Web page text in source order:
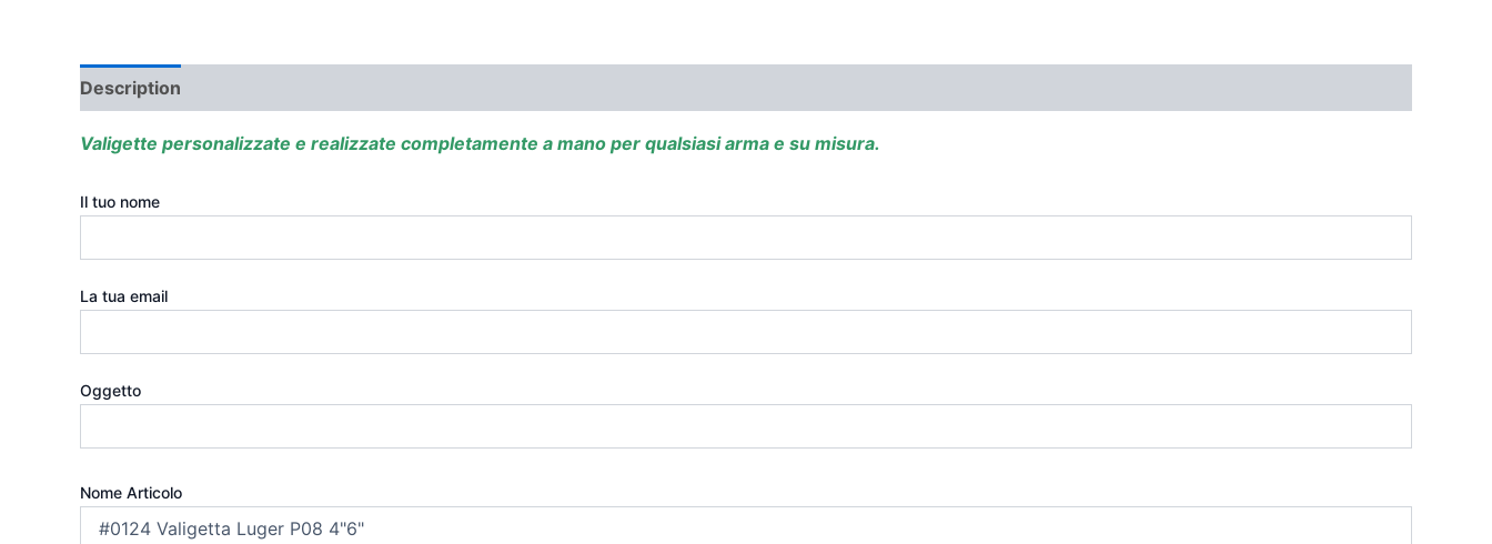
Description
Valigette personalizzate e realizzate completamente a mano per qualsiasi arma e su misura.
Il tuo nome
La tua email
Oggetto
Nome Articolo